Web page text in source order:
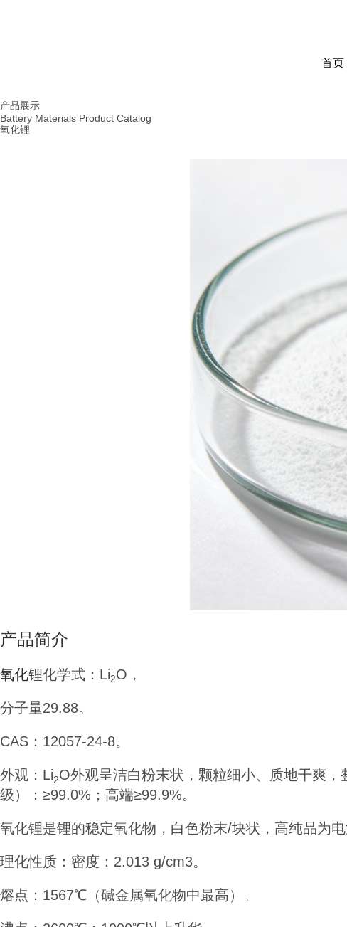
首页
产品展示
Battery Materials Product Catalog
氧化锂
产品简介
氧化锂化学式：Li2O，
分子量29.88。
CAS：12057-24-8。
外观： Li2O外观呈洁白粉末状，颗粒细小、质地干爽
级）：≥99.0%；高端≥99.9%。
氧化锂是锂的稳定氧化物，白色粉末/块状，高纯品为电
理化性质： 密度：2.013 g/cm3。
熔点：1567℃（碱金属氧化物中最高）。